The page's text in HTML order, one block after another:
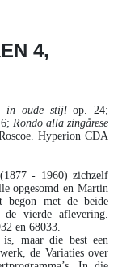
4,
in oude stijlop. 24;
Rondo alla zingårese
Hyperion CDA
- 1960) zichzelf
opgesomd en Martin
begon met de beide
vierde aflevering.
en 68033.
maar die best een
de Variaties over